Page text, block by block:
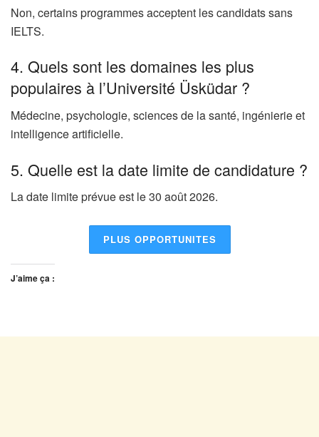
Non, certains programmes acceptent les candidats sans
IELTS.
4. Quels sont les domaines les plus
populaires à l’Université Üsküdar ?
Médecine, psychologie, sciences de la santé, ingénierie et
intelligence artificielle.
5. Quelle est la date limite de candidature ?
La date limite prévue est le 30 août 2026.
PLUS OPPORTUNITES
J’aime ça :